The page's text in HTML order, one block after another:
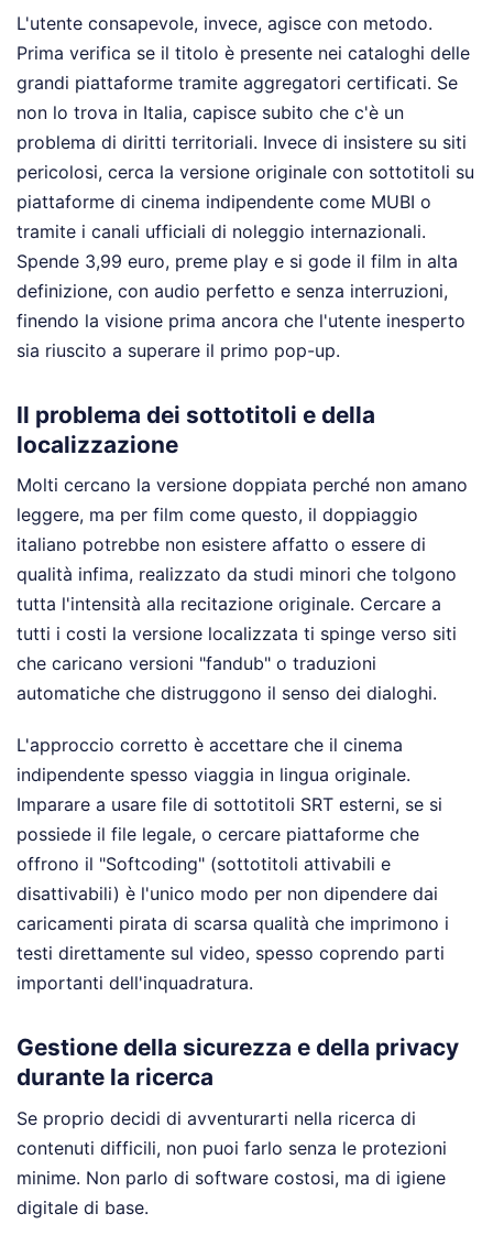
L'utente consapevole, invece, agisce con metodo.
Prima verifica se il titolo è presente nei cataloghi delle
grandi piattaforme tramite aggregatori certificati. Se
non lo trova in Italia, capisce subito che c'è un
problema di diritti territoriali. Invece di insistere su siti
pericolosi, cerca la versione originale con sottotitoli su
piattaforme di cinema indipendente come MUBI o
tramite i canali ufficiali di noleggio internazionali.
Spende 3,99 euro, preme play e si gode il film in alta
definizione, con audio perfetto e senza interruzioni,
finendo la visione prima ancora che l'utente inesperto
sia riuscito a superare il primo pop-up.
Il problema dei sottotitoli e della
localizzazione
Molti cercano la versione doppiata perché non amano
leggere, ma per film come questo, il doppiaggio
italiano potrebbe non esistere affatto o essere di
qualità infima, realizzato da studi minori che tolgono
tutta l'intensità alla recitazione originale. Cercare a
tutti i costi la versione localizzata ti spinge verso siti
che caricano versioni "fandub" o traduzioni
automatiche che distruggono il senso dei dialoghi.
L'approccio corretto è accettare che il cinema
indipendente spesso viaggia in lingua originale.
Imparare a usare file di sottotitoli SRT esterni, se si
possiede il file legale, o cercare piattaforme che
offrono il "Softcoding" (sottotitoli attivabili e
disattivabili) è l'unico modo per non dipendere dai
caricamenti pirata di scarsa qualità che imprimono i
testi direttamente sul video, spesso coprendo parti
importanti dell'inquadratura.
Gestione della sicurezza e della privacy
durante la ricerca
Se proprio decidi di avventurarti nella ricerca di
contenuti difficili, non puoi farlo senza le protezioni
minime. Non parlo di software costosi, ma di igiene
digitale di base.